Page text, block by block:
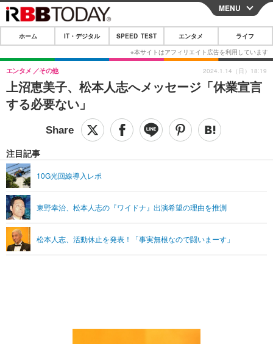
CLOSE
ホーム
IT・デジタル
IT・デジタルTOP スマートフォン
ネタ
ショッピング その他
SPEED TEST
エンタメTOP 映画・ドラマ
グラビア ブログ
ショッピング その他
ライフTOP
リリース一覧
プッシュ通知の停止方法
MENU
ホーム IT・デジタル SPEED TEST エンタメ ライフ
上沼恵美子、松本人志へメッセージ「休業宣言
する必要ない」
エンタメ その他
注目記事
10G光回線導入レポ
東野幸治、松本人志の『ワイドナ』出演希望の理由を推測
松本人志、活動休止を発表！「事実無根なので闘いまーす」
2024.1.14（日）18:19